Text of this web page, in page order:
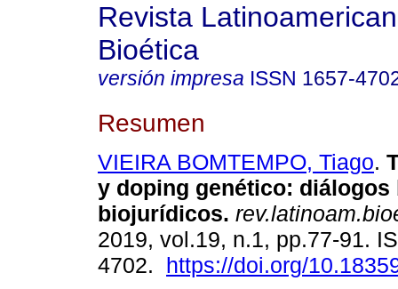
Revista
Bioética
versión impresa ISSN 1657-
Resumen
VIEIRA BOMTEMPO, Tiago.
y doping genético: diálogos
biojurídicos.
2019, vol.19, n.1, pp.77-91.
4702. https://doi.org/